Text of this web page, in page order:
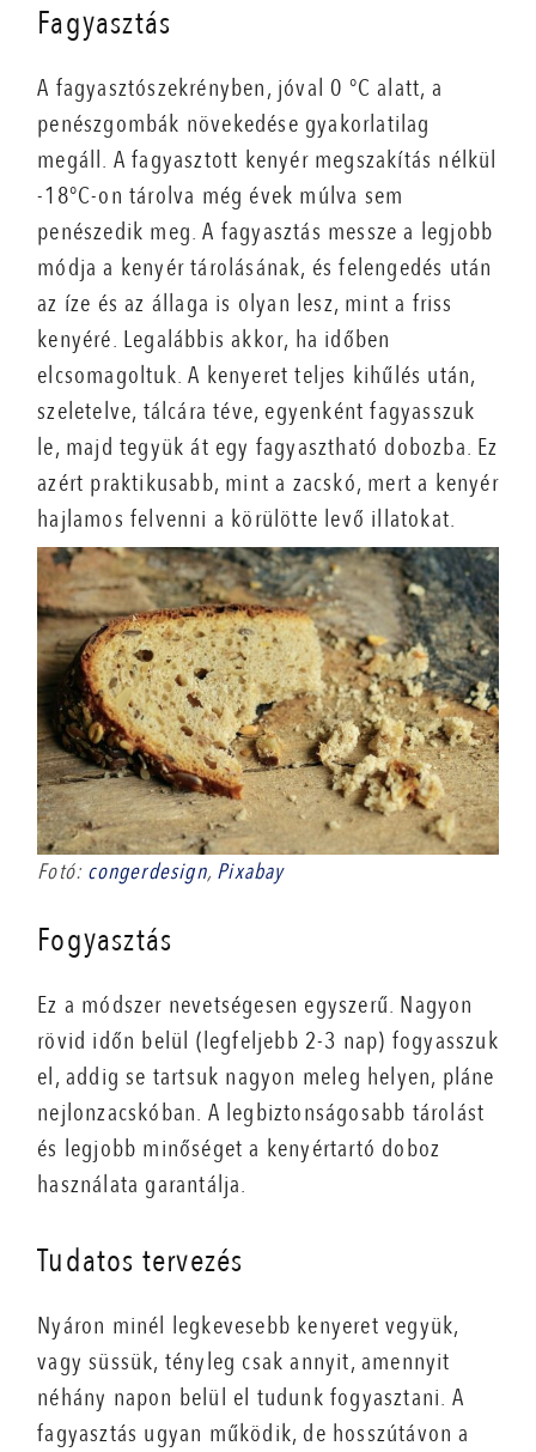
Fagyasztás
A fagyasztószekrényben, jóval 0 °C alatt, a
penészgombák növekedése gyakorlatilag
megáll. A fagyasztott kenyér megszakítás nélkül
-18°C-on tárolva még évek múlva sem
penészedik meg. A fagyasztás messze a legjobb
módja a kenyér tárolásának, és felengedés után
az íze és az állaga is olyan lesz, mint a friss
kenyéré. Legalábbis akkor, ha időben
elcsomagoltuk. A kenyeret teljes kihűlés után,
szeletelve, tálcára téve, egyenként fagyasszuk
le, majd tegyük át egy fagyasztható dobozba. Ez
azért praktikusabb, mint a zacskó, mert a kenyér
hajlamos felvenni a körülötte levő illatokat.
Fotó: congerdesign, Pixabay
Fogyasztás
Ez a módszer nevetségesen egyszerű. Nagyon
rövid időn belül (legfeljebb 2-3 nap) fogyasszuk
el, addig se tartsuk nagyon meleg helyen, pláne
nejlonzacskóban. A legbiztonságosabb tárolást
és legjobb minőséget a kenyértartó doboz
használata garantálja.
Tudatos tervezés
Nyáron minél legkevesebb kenyeret vegyük,
vagy süssük, tényleg csak annyit, amennyit
néhány napon belül el tudunk fogyasztani. A
fagyasztás ugyan működik, de hosszútávon a